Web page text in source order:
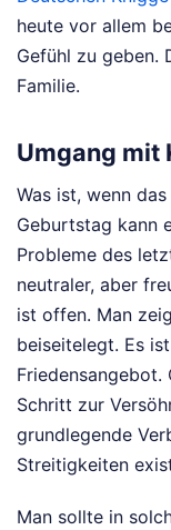
heute vor allem
Gefühl zu geben.
Familie.
Umgang mit
Was ist, wenn
Geburtstag kann
Probleme des
neutraler, aber
ist offen. Man
beiseitelegt. Es
Schritt zur
grundlegende
Streitigkeiten
Man sollte in